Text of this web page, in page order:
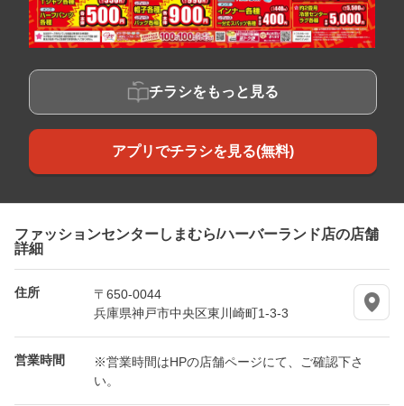
チラシをもっと見る
アプリでチラシを見る(無料)
ファッションセンターしまむら/ハーバーランド店の店舗
詳細
住所
〒650-0044
兵庫県神戸市中央区東川崎町1-3-3
営業時間
※営業時間はHPの店舗ページにて、ご確認下さ
い。